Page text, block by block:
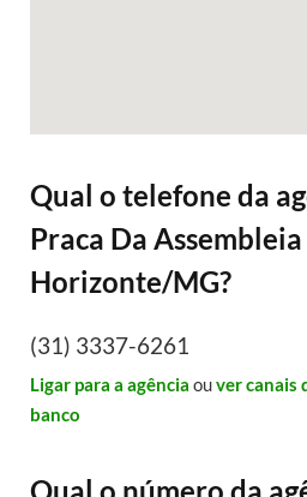
Qual o telefone da
Praca Da
Horizonte/MG?
(31) 3337-6261
Ligar para a agência ouver canais
banco